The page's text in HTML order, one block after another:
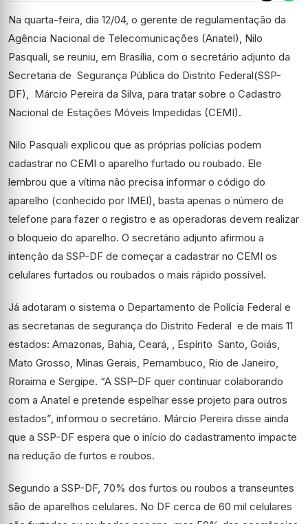
Na quarta-feira, dia 12/04, o gerente de regulamentação da
Agência Nacional de Telecomunicações (Anatel), Nilo
Pasquali, se reuniu, em Brasília, com o secretário adjunto da
Secretaria de Segurança Pública do Distrito Federal(SSP-
DF), Márcio Pereira da Silva, para tratar sobre o Cadastro
Nacional de Estações Móveis Impedidas (CEMI).
Nilo Pasquali explicou que as próprias polícias podem
cadastrar no CEMI o aparelho furtado ou roubado. Ele
lembrou que a vítima não precisa informar o código do
aparelho (conhecido por IMEI), basta apenas o número de
telefone para fazer o registro e as operadoras devem realizar
o bloqueio do aparelho. O secretário adjunto afirmou a
intenção da SSP-DF de começar a cadastrar no CEMI os
celulares furtados ou roubados o mais rápido possível.
Já adotaram o sistema o Departamento de Polícia Federal e
as secretarias de segurança do Distrito Federal e de mais 11
estados: Amazonas, Bahia, Ceará, , Espírito Santo, Goiás,
Mato Grosso, Minas Gerais, Pernambuco, Rio de Janeiro,
Roraima e Sergipe. “A SSP-DF quer continuar colaborando
com a Anatel e pretende espelhar esse projeto para outros
estados”, informou o secretário. Márcio Pereira disse ainda
que a SSP-DF espera que o início do cadastramento impacte
na redução de furtos e roubos.
Segundo a SSP-DF, 70% dos furtos ou roubos a transeuntes
são de aparelhos celulares. No DF cerca de 60 mil celulares